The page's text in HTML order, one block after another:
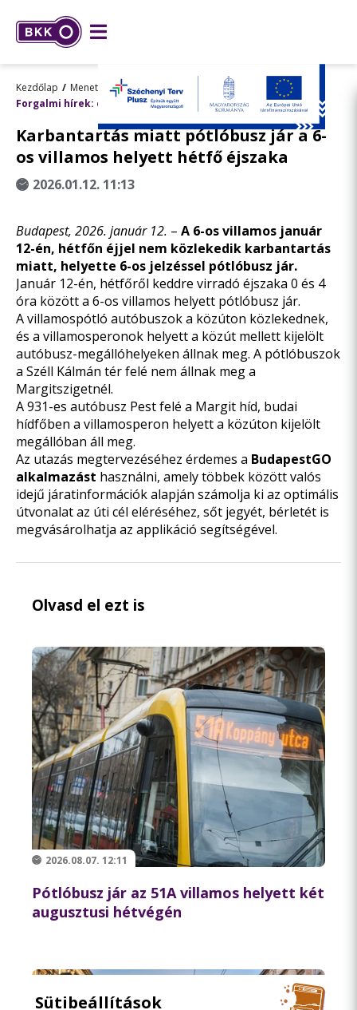
Kezdőlap
Menetrend, utazástervezés
Forgalmi hírek: előre tervezett változások
Karbantartás miatt pótlóbusz jár a 6-
os villamos helyett hétfő éjszaka
2026.01.12. 11:13
Budapest, 2026. január 12. – A 6-os villamos január
12-én, hétfőn éjjel nem közlekedik karbantartás
miatt, helyette 6-os jelzéssel pótlóbusz jár.
Január 12-én, hétfőről keddre virradó éjszaka 0 és 4
óra között a 6-os villamos helyett pótlóbusz jár.
A villamospótló autóbuszok a közúton közlekednek,
és a villamosperonok helyett a közút mellett kijelölt
autóbusz-megállóhelyeken állnak meg. A pótlóbuszok
a Széll Kálmán tér felé nem állnak meg a
Margitszigetnél.
A 931-es autóbusz Pest felé a Margit híd, budai
hídfőben a villamosperon helyett a közúton kijelölt
megállóban áll meg.
Az utazás megtervezéséhez érdemes a BudapestGO
alkalmazást használni, amely többek között valós
idejű járatinformációk alapján számolja ki az optimális
útvonalat az úti cél eléréséhez, sőt jegyét, bérletét is
megvásárolhatja az applikáció segítségével.
Olvasd el ezt is
2026.08.07. 12:11
Pótlóbusz jár az 51A villamos helyett két
augusztusi hétvégén
Sütibeállítások